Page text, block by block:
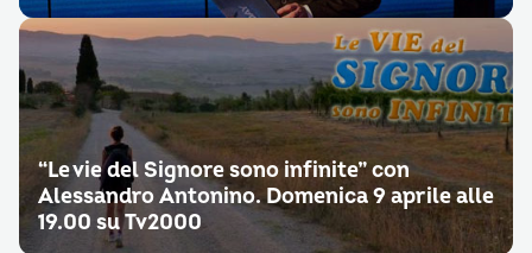
“Le vie del Signore sono infinite” con
Alessandro Antonino. Domenica 9 aprile alle
19.00 su Tv2000